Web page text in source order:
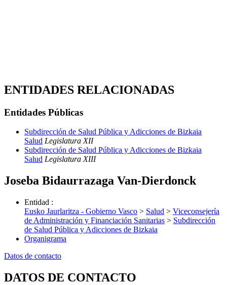
ENTIDADES RELACIONADAS
Entidades Públicas
Subdirección de Salud Pública y Adicciones de Bizkaia
Salud Legislatura XII
Subdirección de Salud Pública y Adicciones de Bizkaia
Salud Legislatura XIII
Joseba Bidaurrazaga Van-Dierdonck
Entidad :
Eusko Jaurlaritza - Gobierno Vasco > Salud > Viceconsejería
de Administración y Financiación Sanitarias > Subdirección
de Salud Pública y Adicciones de Bizkaia
Organigrama
Datos de contacto
DATOS DE CONTACTO